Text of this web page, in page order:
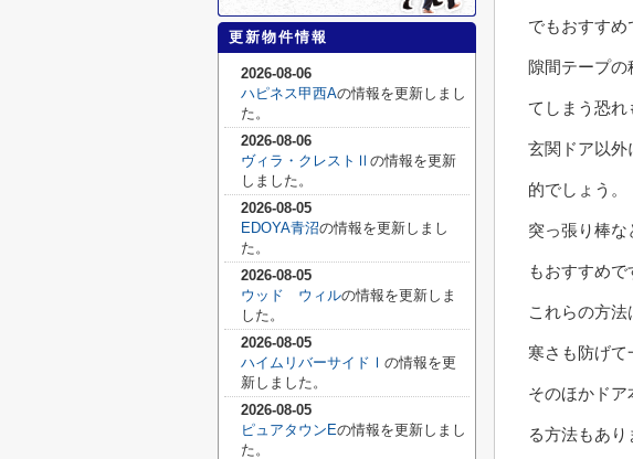
でもおすすめ
隙間テープ
てしまう恐れ
玄関ドア以外
的でしょう。
突っ張り棒
もおすすめで
これらの方
寒さも防げて
そのほかド
る方法もあり
更新物件情報
2026-08-06
ハピネス甲西Aの情報を更新しまし
た。
2026-08-06
ヴィラ・クレストⅡ の情報を更新
しました。
2026-08-05
EDOYA青沼の情報を更新しまし
た。
2026-08-05
ウッド ウィルの情報を更新しま
した。
2026-08-05
ハイムリバーサイドⅠ の情報を更
新しました。
2026-08-05
ピュアタウンEの情報を更新しまし
た。